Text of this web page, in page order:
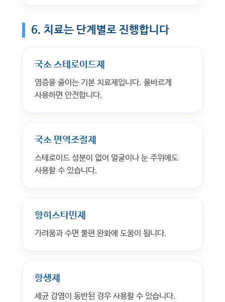
6. 치료는 단계별로 진행합니다
국소 스테로이드제
염증을 줄이는 기본 치료제입니다. 올바르게
사용하면 안전합니다.
국소 면역조절제
스테로이드 성분이 없어 얼굴이나 눈 주위에도
사용할 수 있습니다.
항히스타민제
가려움과 수면 불편 완화에 도움이 됩니다.
항생제
세균 감염이 동반된 경우 사용할 수 있습니다.